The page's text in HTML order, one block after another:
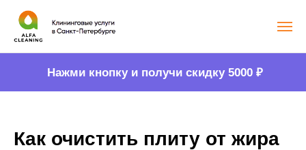
Нажми кнопку и получи скидку 5000₽
Как очистить плиту от жира